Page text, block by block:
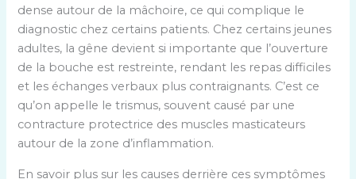
dense autour de la mâchoire, ce qui complique le
diagnostic chez certains patients. Chez certains jeunes
adultes, la gêne devient si importante que l’ouverture
de la bouche est restreinte, rendant les repas difficiles
et les échanges verbaux plus contraignants. C’est ce
qu’on appelle le trismus, souvent causé par une
contracture protectrice des muscles masticateurs
autour de la zone d’inflammation.
En savoir plus sur les causes derrière ces symptômes